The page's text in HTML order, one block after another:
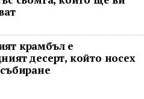
крамбъл е
десерт, който носех